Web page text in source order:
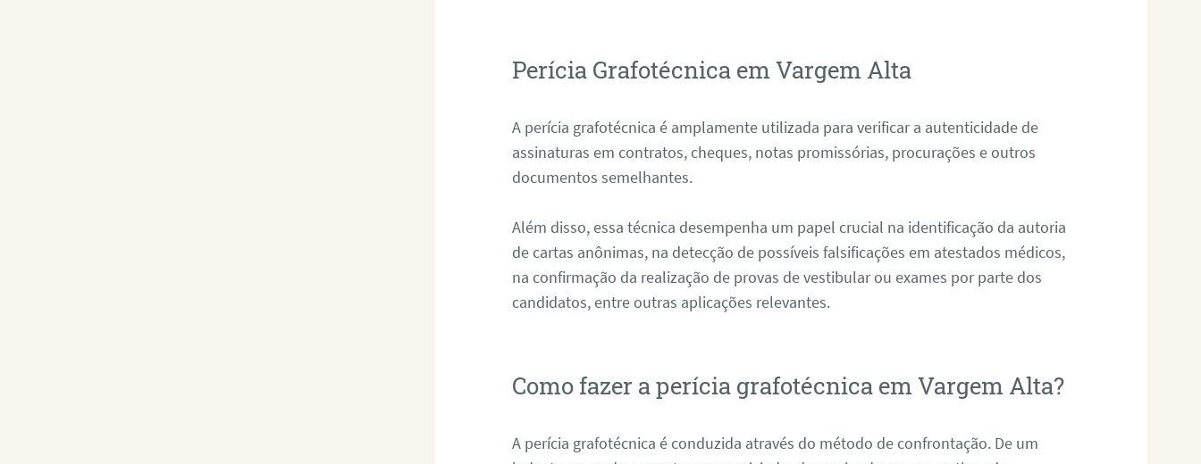
Perícia Grafotécnica em Vargem Alta
A perícia grafotécnica é amplamente utilizada para verificar a autenticidade de
assinaturas em contratos, cheques, notas promissórias, procurações e outros
documentos semelhantes.
Além disso, essa técnica desempenha um papel crucial na identificação da autoria
de cartas anônimas, na detecção de possíveis falsificações em atestados médicos,
na confirmação da realização de provas de vestibular ou exames por parte dos
candidatos, entre outras aplicações relevantes.
Como fazer a perícia grafotécnica em Vargem Alta?
A perícia grafotécnica é conduzida através do método de confrontação. De um